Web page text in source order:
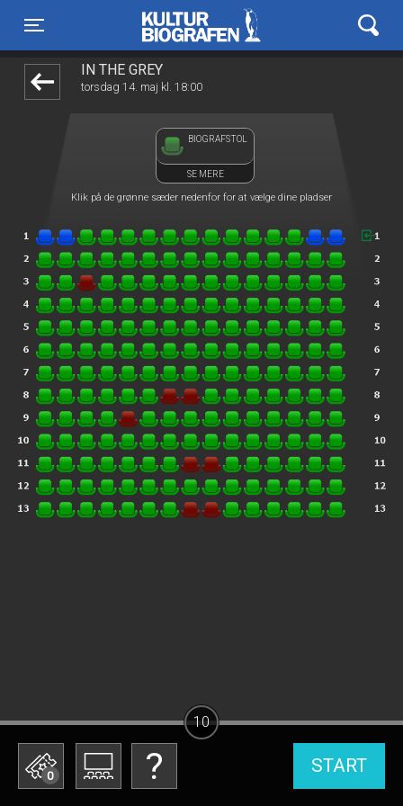
Toggle navigation
Kulturbiografen
IN THE GREY
torsdag 14. maj kl. 18:00
BIOGRAFSTOL
SE MERE
Klik på de grønne sæder nedenfor for at vælge dine pladser
0 START
10
1step-front02 104914